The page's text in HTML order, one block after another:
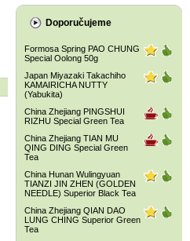
Doporučujeme
Formosa Spring PAO CHUNG
Special Oolong 50g
Japan Miyazaki Takachiho
KAMAIRICHA NUTTY
(Yabukita)
China Zhejiang PINGSHUI
RIZHU Special Green Tea
China Zhejiang TIAN MU
QING DING Special Green
Tea
China Hunan Wulingyuan
TIANZI JIN ZHEN (GOLDEN
NEEDLE) Superior Black Tea
China Zhejiang QIAN DAO
LUNG CHING Superior Green
Tea